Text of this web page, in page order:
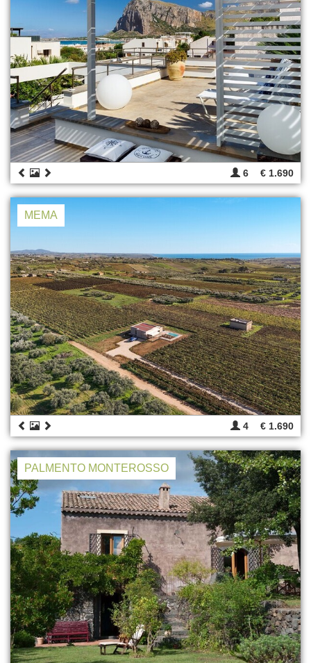
6 € 1.690
MEMA
4 € 1.690
PALMENTO MONTEROSSO